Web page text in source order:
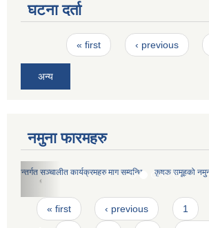
घटना दर्ता
Pages« first ‹ previous
अन्य
नमुना फारमहरु
कृषक समूहको नमुना विधान
Pages
« first ‹ previous 1
4 5 6 7 next ›